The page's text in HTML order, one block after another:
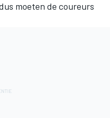
moeten de coureurs